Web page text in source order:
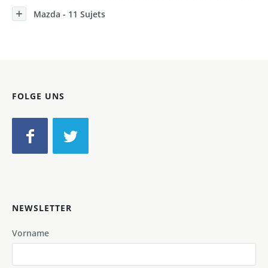
Mazda - 11 Sujets
FOLGE UNS
NEWSLETTER
Vorname